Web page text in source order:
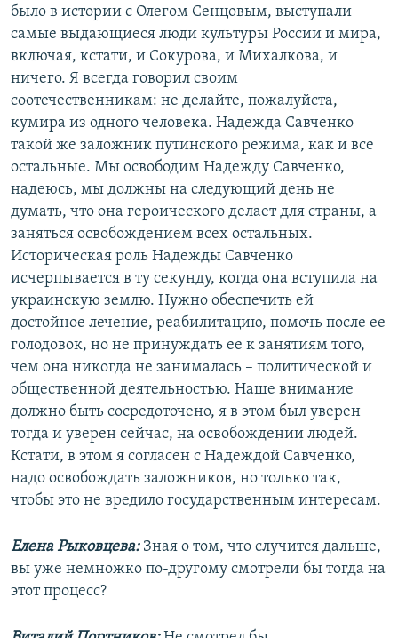
было в истории с Олегом Сенцовым, выступали
самые выдающиеся люди культуры России и мира,
включая, кстати, и Сокурова, и Михалкова, и
ничего. Я всегда говорил своим
соотечественникам: не делайте, пожалуйста,
кумира из одного человека. Надежда Савченко
такой же заложник путинского режима, как и все
остальные. Мы освободим Надежду Савченко,
надеюсь, мы должны на следующий день не
думать, что она героического делает для страны, а
заняться освобождением всех остальных.
Историческая роль Надежды Савченко
исчерпывается в ту секунду, когда она вступила на
украинскую землю. Нужно обеспечить ей
достойное лечение, реабилитацию, помочь после ее
голодовок, но не принуждать ее к занятиям того,
чем она никогда не занималась – политической и
общественной деятельностью. Наше внимание
должно быть сосредоточено, я в этом был уверен
тогда и уверен сейчас, на освобождении людей.
Кстати, в этом я согласен с Надеждой Савченко,
надо освобождать заложников, но только так,
чтобы это не вредило государственным интересам.
Елена Рыковцева: Зная о том, что случится дальше,
вы уже немножко по-другому смотрели бы тогда на
этот процесс?